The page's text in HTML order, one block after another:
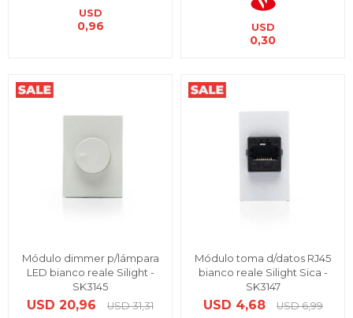
USD
0,96 USD
0,30
Módulo dimmer p/lámpara
LED bianco reale Silight -
SK3145
USD 20,96 USD 31,31
Módulo toma d/datos RJ45
bianco reale Silight Sica -
SK3147
USD 4,68 USD 6,99